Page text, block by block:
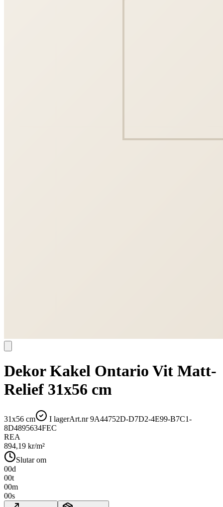
Dekor Kakel Ontario Vit Matt-
Relief 31x56 cm
31x56 cm I lagerArt.nr9A44752D-D7D2-4E99-B7C1-
8D4895634FEC
REA
894,19 kr/m²
Slutar om
00d
00t
00m
00s